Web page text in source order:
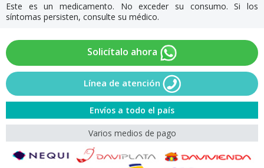
Este es un medicamento. No exceder su consumo. Si los
síntomas persisten, consulte su médico.
Solicítalo ahora
Línea de atención
Envíos a todo el país
Varios medios de pago